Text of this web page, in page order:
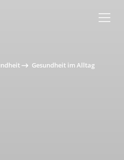
Gesundheit im Alltag